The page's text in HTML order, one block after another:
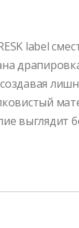
label
выглядит